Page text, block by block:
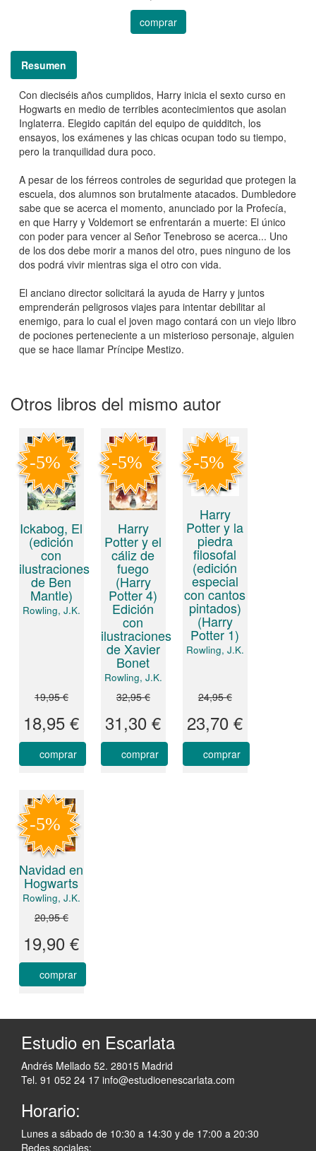
comprar
Resumen
Con dieciséis años cumplidos, Harry inicia el sexto curso en
Hogwarts en medio de terribles acontecimientos que asolan
Inglaterra. Elegido capitán del equipo de quidditch, los
ensayos, los exámenes y las chicas ocupan todo su tiempo,
pero la tranquilidad dura poco.
A pesar de los férreos controles de seguridad que protegen la
escuela, dos alumnos son brutalmente atacados. Dumbledore
sabe que se acerca el momento, anunciado por la Profecía,
en que Harry y Voldemort se enfrentarán a muerte: El único
con poder para vencer al Señor Tenebroso se acerca... Uno
de los dos debe morir a manos del otro, pues ninguno de los
dos podrá vivir mientras siga el otro con vida.
El anciano director solicitará la ayuda de Harry y juntos
emprenderán peligrosos viajes para intentar debilitar al
enemigo, para lo cual el joven mago contará con un viejo libro
de pociones perteneciente a un misterioso personaje, alguien
que se hace llamar Príncipe Mestizo.
Otros libros del mismo autor
Ickabog, El
(edición
con
ilustraciones
de Ben
Mantle)
Rowling, J.K.
19,95 €
18,95 €
comprar
Harry
Potter y el
cáliz de
fuego
(Harry
Potter 4)
Edición
con
ilustraciones
de Xavier
Bonet
Rowling, J.K.
32,95 €
31,30 €
comprar
Harry
Potter y la
piedra
filosofal
(edición
especial
con cantos
pintados)
(Harry
Potter 1)
Rowling, J.K.
24,95 €
23,70 €
comprar
Navidad en
Hogwarts
Rowling, J.K.
20,95 €
19,90 €
comprar
Estudio en Escarlata
Andrés Mellado 52. 28015 Madrid
Tel. 91 052 24 17 info@estudioenescarlata.com
Horario:
Lunes a sábado de 10:30 a 14:30 y de 17:00 a 20:30
Redes sociales: